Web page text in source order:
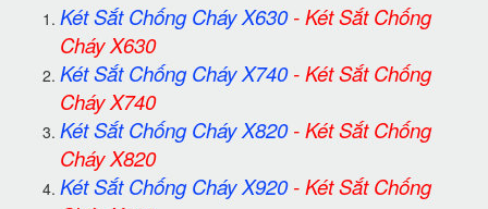
Két Sắt Chống Cháy X630-Két Sắt Chống
Cháy X630
Két Sắt Chống Cháy X740-Két Sắt Chống
Cháy X740
Két Sắt Chống Cháy X820-Két Sắt Chống
Cháy X820
Két Sắt Chống Cháy X920-Két Sắt Chống